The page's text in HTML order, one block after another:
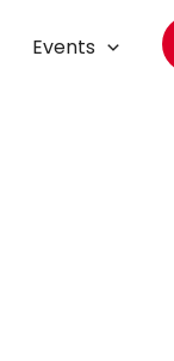
Events